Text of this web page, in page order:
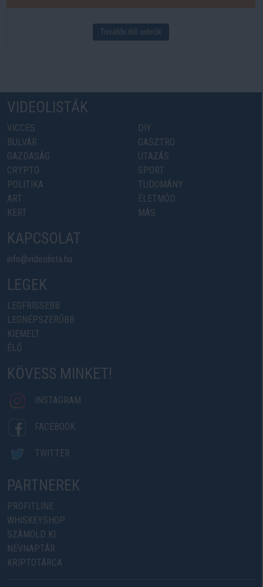
További élő videók
VIDEOLISTÁK
VICCES
BULVÁR
GAZDASÁG
CRYPTO
POLITIKA
ART
KERT
DIY
GASZTRO
UTAZÁS
SPORT
TUDOMÁNY
ÉLETMÓD
MÁS
KAPCSOLAT
info@videolista.hu
LEGEK
LEGFRISSEBB
LEGNÉPSZERŰBB
KIEMELT
ÉLŐ
KÖVESS MINKET!
INSTAGRAM
FACEBOOK
TWITTER
PARTNEREK
PROFITLINE
WHISKEYSHOP
SZÁMOLD KI
NÉVNAPTÁR
KRIPTOTÁRCA